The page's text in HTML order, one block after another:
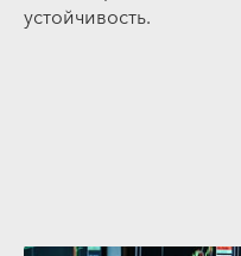
устойчивость.